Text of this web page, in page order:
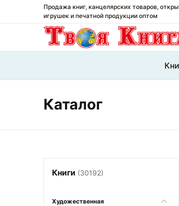
Продажа книг, канцелярских товаров,
игрушек и печатной продукции оптом
Каталог
Книги (30192)
Художественная